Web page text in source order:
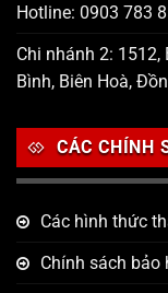
Hotline: 0903 783
Chi nhánh 2: 1512,
Bình, Biên Hoà,
CÁC CHÍNH
Các hình thức
Chính sách bảo